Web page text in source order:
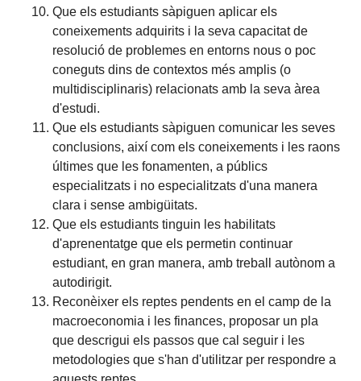
Que els estudiants sàpiguen aplicar els
coneixements adquirits i la seva capacitat de
resolució de problemes en entorns nous o poc
coneguts dins de contextos més amplis (o
multidisciplinaris) relacionats amb la seva àrea
d'estudi.
Que els estudiants sàpiguen comunicar les seves
conclusions, així com els coneixements i les raons
últimes que les fonamenten, a públics
especialitzats i no especialitzats d'una manera
clara i sense ambigüitats.
Que els estudiants tinguin les habilitats
d'aprenentatge que els permetin continuar
estudiant, en gran manera, amb treball autònom a
autodirigit.
Reconèixer els reptes pendents en el camp de la
macroeconomia i les finances, proposar un pla
que descrigui els passos que cal seguir i les
metodologies que s'han d'utilitzar per respondre a